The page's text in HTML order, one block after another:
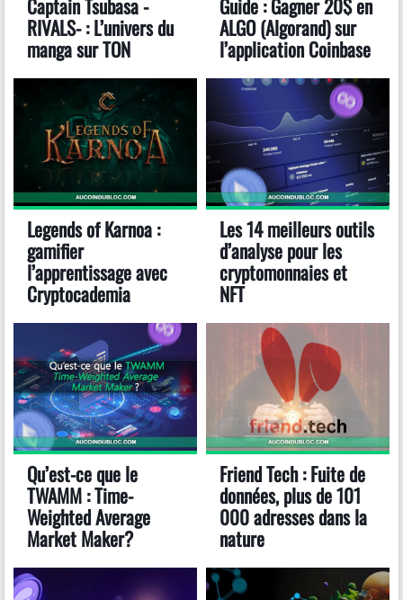
Captain Tsubasa -
RIVALS- : L’univers du
manga sur TON
Guide : Gagner 20$ en
ALGO (Algorand) sur
l’application Coinbase
Legends of Karnoa :
gamifier
l’apprentissage avec
Cryptocademia
Les 14 meilleurs outils
d’analyse pour les
cryptomonnaies et
NFT
Qu’est-ce que le
TWAMM : Time-
Weighted Average
Market Maker?
Friend Tech : Fuite de
données, plus de 101
000 adresses dans la
nature